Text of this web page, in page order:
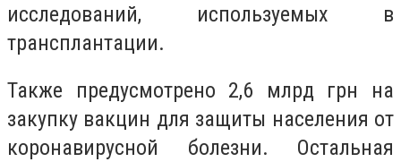
исследований, используемых в
трансплантации.
Также предусмотрено 2,6 млрд грн на
закупку вакцин для защиты населения от
коронавирусной болезни. Остальная